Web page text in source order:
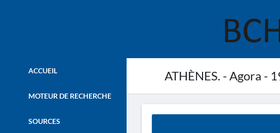
ATHÈNES. - Agora -
ACCUEIL
MOTEUR DE RECHERCHE
SOURCES